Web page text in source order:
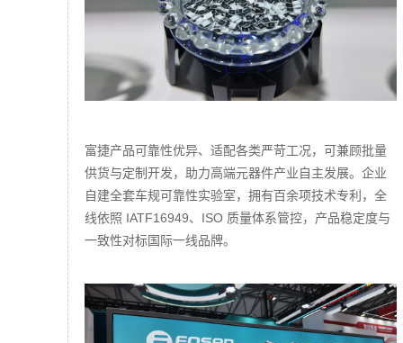
富捷产品可靠性优异、适配各类严苛工况，可兼顾批量
供货与定制开发，助力高端元器件产业自主发展。企业
自建全套车规可靠性实验室，拥有百余项技术专利，全
线依照 IATF16949、ISO 质量体系管控，产品稳定度与
一致性对标国际一线品牌。